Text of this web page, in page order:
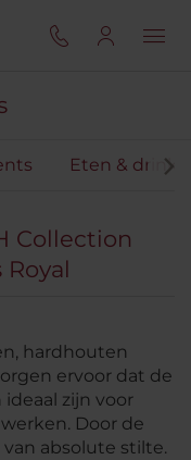
Eten &
Collection
hardhouten
ervoor dat de
zijn voor
Door de
absolute stilte.